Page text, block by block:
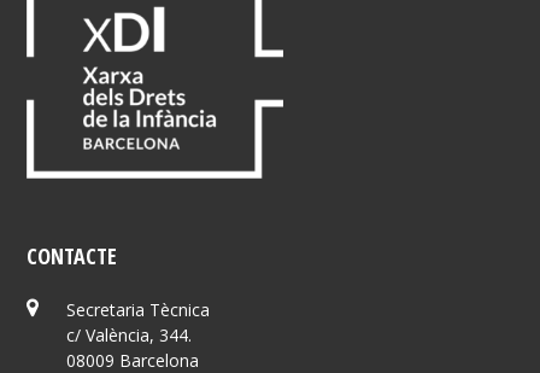
CONTACTE
Secretaria Tècnica
c/ València, 344.
08009 Barcelona